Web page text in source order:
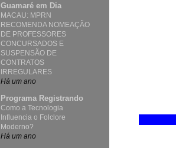
Guamaré em Dia
MACAU: MPRN
RECOMENDA NOMEAÇÃO
DE PROFESSORES
CONCURSADOS E
SUSPENSÃO DE
CONTRATOS
IRREGULARES
Há um ano
Programa Registrando
Como a Tecnologia
Influencia o Folclore
Moderno?
Há um ano